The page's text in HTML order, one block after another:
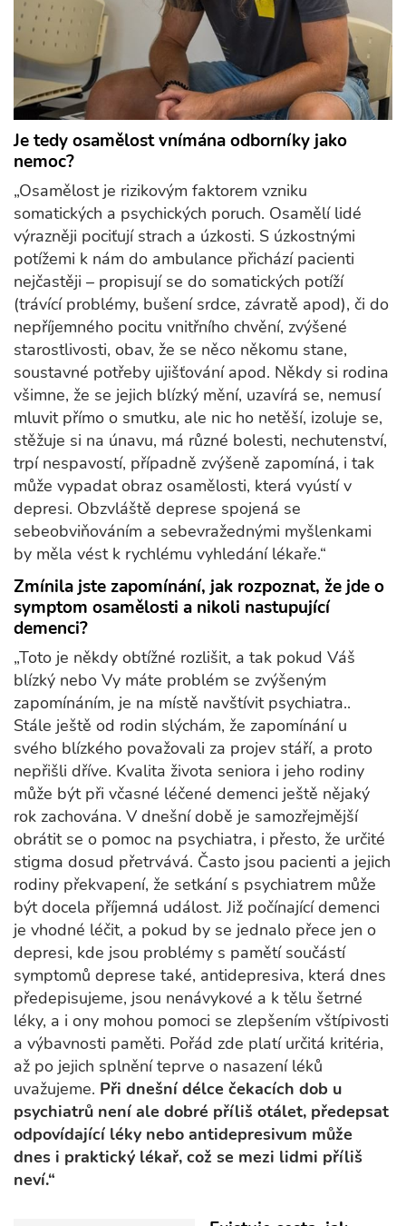
Je tedy osamělost vnímána odborníky jako
nemoc?
„Osamělost je rizikovým faktorem vzniku
somatických a psychických poruch. Osamělí lidé
výrazněji pociťují strach a úzkosti. S úzkostnými
potížemi k nám do ambulance přichází pacienti
nejčastěji – propisují se do somatických potíží
(trávící problémy, bušení srdce, závratě apod), či do
nepříjemného pocitu vnitřního chvění, zvýšené
starostlivosti, obav, že se něco někomu stane,
soustavné potřeby ujišťování apod. Někdy si rodina
všimne, že se jejich blízký mění, uzavírá se, nemusí
mluvit přímo o smutku, ale nic ho netěší, izoluje se,
stěžuje si na únavu, má různé bolesti, nechutenství,
trpí nespavostí, případně zvýšeně zapomíná, i tak
může vypadat obraz osamělosti, která vyústí v
depresi. Obzvláště deprese spojená se
sebeobviňováním a sebevražednými myšlenkami
by měla vést k rychlému vyhledání lékaře.“
Zmínila jste zapomínání, jak rozpoznat, že jde o
symptom osamělosti a nikoli nastupující
demenci?
„Toto je někdy obtížné rozlišit, a tak pokud Váš
blízký nebo Vy máte problém se zvýšeným
zapomínáním, je na místě navštívit psychiatra..
Stále ještě od rodin slýchám, že zapomínání u
svého blízkého považovali za projev stáří, a proto
nepřišli dříve. Kvalita života seniora i jeho rodiny
může být při včasné léčené demenci ještě nějaký
rok zachována. V dnešní době je samozřejmější
obrátit se o pomoc na psychiatra, i přesto, že určité
stigma dosud přetrvává. Často jsou pacienti a jejich
rodiny překvapení, že setkání s psychiatrem může
být docela příjemná událost. Již počínající demenci
je vhodné léčit, a pokud by se jednalo přece jen o
depresi, kde jsou problémy s pamětí součástí
symptomů deprese také, antidepresiva, která dnes
předepisujeme, jsou nenávykové a k tělu šetrné
léky, a i ony mohou pomoci se zlepšením vštípivosti
a výbavnosti paměti. Pořád zde platí určitá kritéria,
až po jejich splnění teprve o nasazení léků
uvažujeme. Při dnešní délce čekacích dob u
psychiatrů není ale dobré příliš otálet, předepsat
odpovídající léky nebo antidepresivum může
dnes i praktický lékař, což se mezi lidmi příliš
neví.“